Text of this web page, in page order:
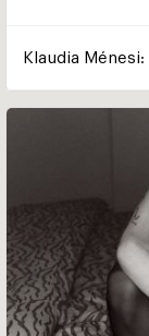
Klaudia Ménesi: